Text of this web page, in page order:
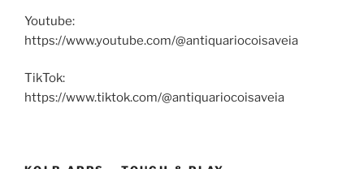
Youtube:
https://www.youtube.com/@antiquariocoisaveia
TikTok:
https://www.tiktok.com/@antiquariocoisaveia